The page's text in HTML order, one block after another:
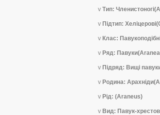
v Тип:
v Підтип:
v Клас:
v Ряд:
v Підряд: Вищі
v Родина:
v Рід: (Araneus)
v Вид: Павук-